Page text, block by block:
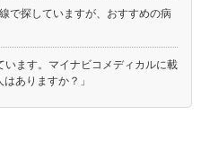
で探していますが、おすすめの病
います。マイナビコメディカルに載
ありますか？」